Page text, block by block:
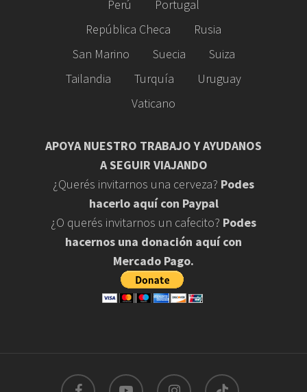
Perú
Portugal
República Checa
Rusia
San Marino
Suecia
Suiza
Tailandia
Turquía
Uruguay
Vaticano
APOYA NUESTRO TRABAJO Y AYUDANOS
A SEGUIR VIAJANDO
¿Querés invitarnos una cerveza? Podes
hacerlo aquí con Paypal
¿O querés invitarnos un cafecito? Podes
hacernos una donación aquí con
Mercado Pago.
facebook youtube instagram tiktok